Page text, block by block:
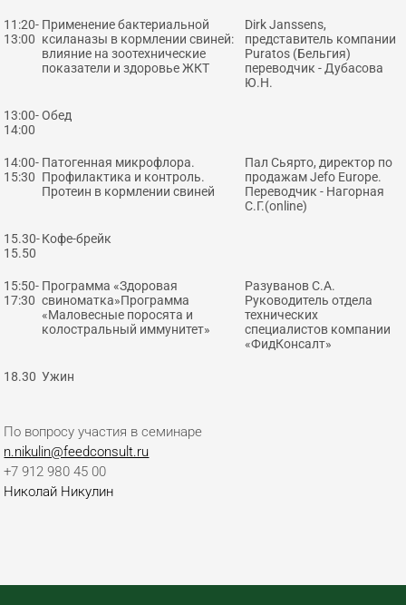
11:20-
13:00
Применение бактериальной
ксиланазы в кормлении свиней:
влияние на зоотехнические
показатели и здоровье ЖКТ
Dirk Janssens,
представитель компании
Puratos (Бельгия)
переводчик - Дубасова
Ю.Н.
13:00-
14:00
Обед
14:00-
15:30
Патогенная микрофлора.
Профилактика и контроль.
Протеин в кормлении свиней
Пал Сьярто, директор по
продажам Jefo Europe.
Переводчик - Нагорная
С.Г.(online)
15.30-
15.50
Кофе-брейк
15:50-
17:30
Программа «Здоровая
свиноматка»Программа
«Маловесные поросята и
колостральный иммунитет»
Разуванов С.А.
Руководитель отдела
технических
специалистов компании
«ФидКонсалт»
18.30 Ужин
По вопросу участия в семинаре
n.nikulin@feedconsult.ru
+7 912 980 45 00
Николай Никулин